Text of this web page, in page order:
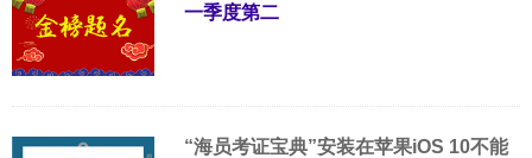
一季度第二
“海员考证宝典”安装在苹果iOS 10不能